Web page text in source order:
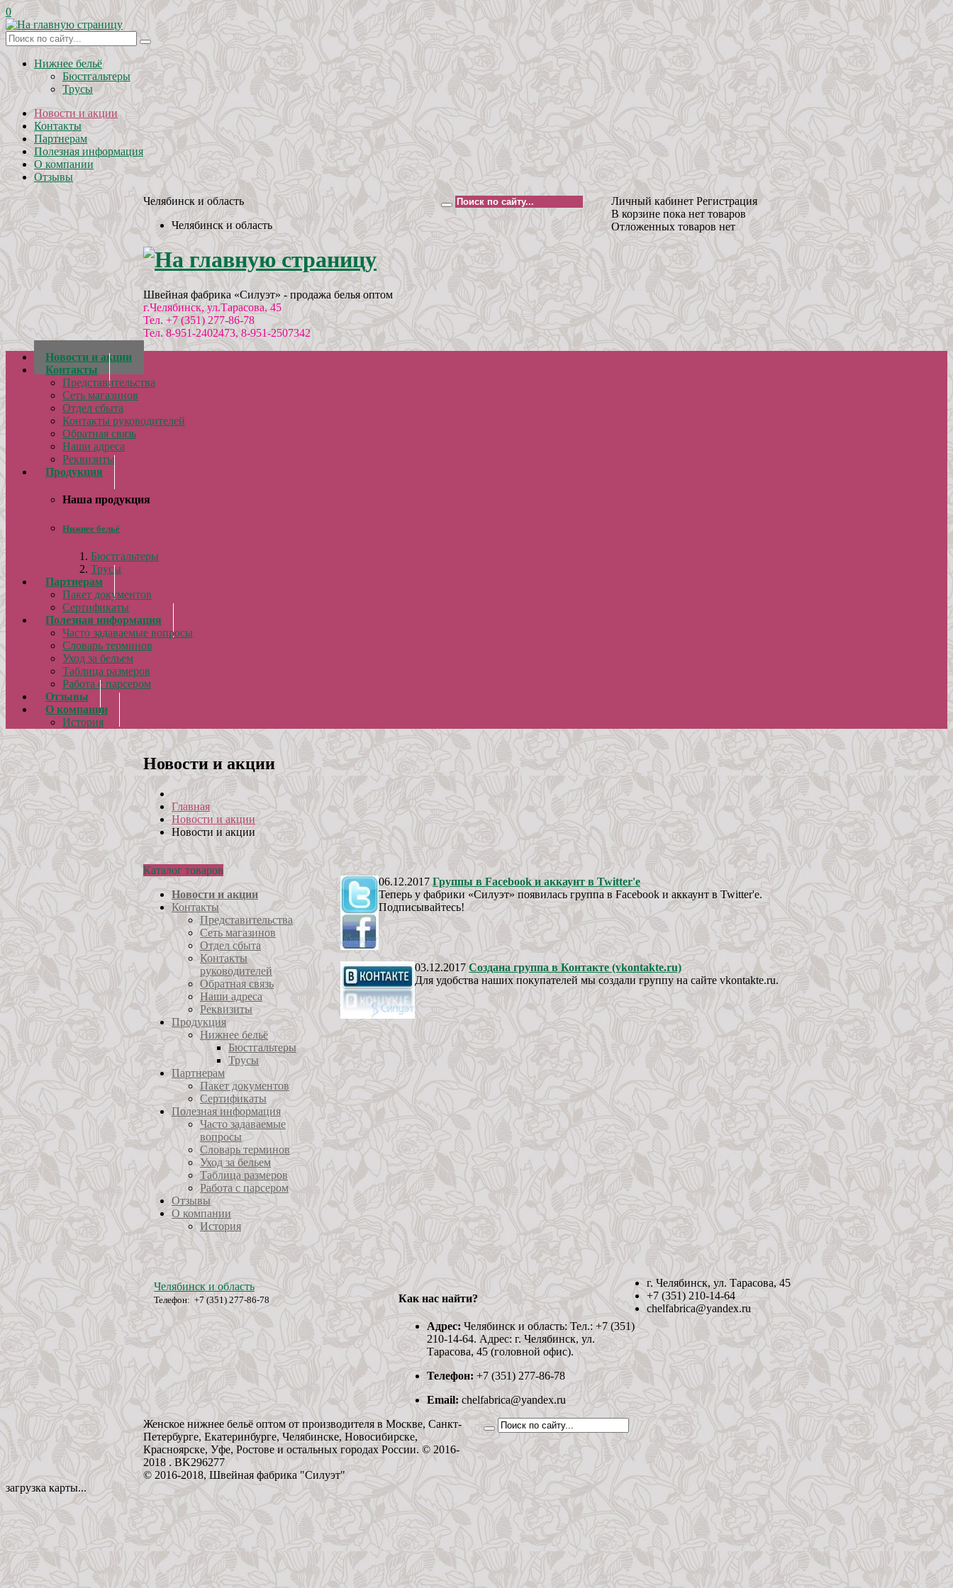
0
Нижнее бельё
Бюстгальтеры
Трусы
Новости и акции
Контакты
Партнерам
Полезная информация
О компании
Отзывы
Челябинск и область
Челябинск и область
Швейная фабрика «Силуэт» - продажа белья оптом
г.Челябинск, ул.Тарасова, 45
Тел. +7 (351) 277-86-78
Тел. 8-951-2402473, 8-951-2507342
Личный кабинет Регистрация
В корзине пока нет товаров
Отложенных товаров нет
Новости и акции
Контакты
Представительства
Сеть магазинов
Отдел сбыта
Контакты руководителей
Обратная связь
Наши адреса
Реквизиты
Продукция
Наша продукция
Нижнее бельё
Бюстгальтеры
Трусы
Партнерам
Пакет документов
Сертификаты
Полезная информация
Часто задаваемые вопросы
Словарь терминов
Уход за бельем
Таблица размеров
Работа с парсером
Отзывы
О компании
История
Новости и акции
Главная
Новости и акции
Новости и акции
Каталог товаров
Новости и акции
Контакты
Представительства
Сеть магазинов
Отдел сбыта
Контакты
руководителей
Обратная связь
Наши адреса
Реквизиты
Продукция
Нижнее бельё
Бюстгальтеры
Трусы
Партнерам
Пакет документов
Сертификаты
Полезная информация
Часто задаваемые
вопросы
Словарь терминов
Уход за бельем
Таблица размеров
Работа с парсером
Отзывы
О компании
История
06.12.2017 Группы в Facebook и аккаунт в Twitter'e
Теперь у фабрики «Силуэт» появилась группа в Facebook и аккаунт в Twitter'e.
Подписывайтесь!
03.12.2017 Создана группа в Контакте (vkontakte.ru)
Для удобства наших покупателей мы создали группу на сайте vkontakte.ru.
Челябинск и область
Телефон: +7 (351) 277-86-78 Как нас найти?
Адрес: Челябинск и область: Тел.: +7 (351)
210-14-64. Адрес: г. Челябинск, ул.
Тарасова, 45 (головной офис).
Телефон: +7 (351) 277-86-78
Email:chelfabrica@yandex.ru
г. Челябинск, ул. Тарасова, 45
+7 (351) 210-14-64
chelfabrica@yandex.ru
Женское нижнее бельё оптом от производителя в Москве, Санкт-
Петербурге, Екатеринбурге, Челябинске, Новосибирске,
Красноярске, Уфе, Ростове и остальных городах России. © 2016-
2018 . BK296277
© 2016-2018, Швейная фабрика "Силуэт"
загрузка карты...